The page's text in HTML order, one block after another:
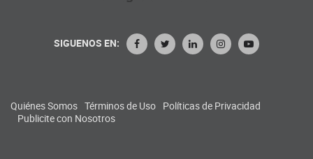
SIGUENOS EN:
Quiénes Somos Términos de Uso Políticas de Privacidad
Publicite con Nosotros